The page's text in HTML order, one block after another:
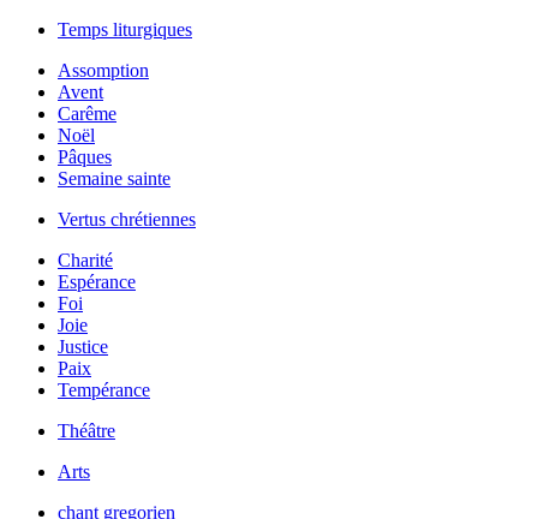
Temps liturgiques
Assomption
Avent
Carême
Noël
Pâques
Semaine sainte
Vertus chrétiennes
Charité
Espérance
Foi
Joie
Justice
Paix
Tempérance
Théâtre
Arts
chant gregorien